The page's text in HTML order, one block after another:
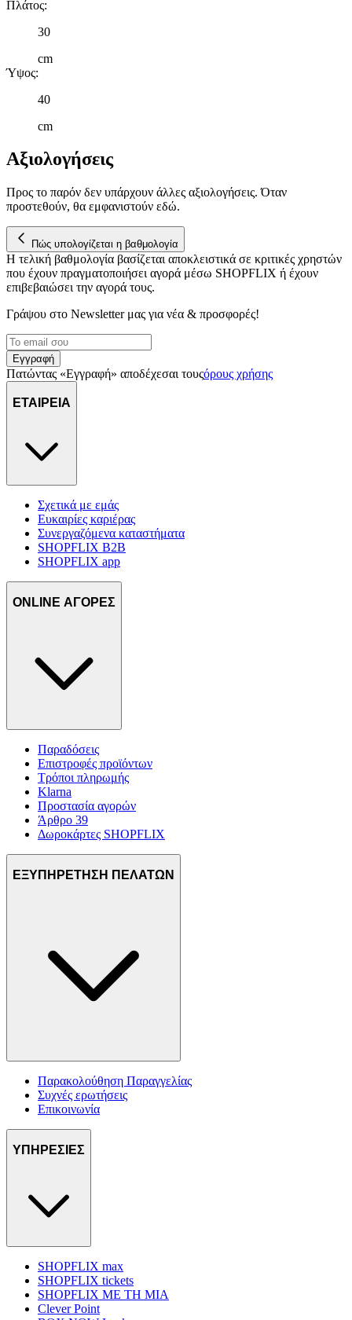
δικτύωσης, διαφημίσεων και ανάλυσης.
Πλάτος:
30
cm
Ύψος:
40
cm
Αξιολογήσεις
Προς το παρόν δεν υπάρχουν άλλες αξιολογήσεις. Όταν
προστεθούν, θα εμφανιστούν εδώ.
Πώς υπολογίζεται η βαθμολογία
Η τελική βαθμολογία βασίζεται αποκλειστικά σε κριτικές χρηστών
που έχουν πραγματοποιήσει αγορά μέσω SHOPFLIX ή έχουν
επιβεβαιώσει την αγορά τους.
Γράψου στο Νewsletter μας για νέα & προσφορές!
Εγγραφή
Πατώντας «Εγγραφή» αποδέχεσαι τουςόρους χρήσης
ΕΤΑΙΡΕΙΑ
Σχετικά με εμάς
Ευκαιρίες καριέρας
Συνεργαζόμενα καταστήματα
SHOPFLIX B2B
SHOPFLIX app
ONLINE ΑΓΟΡΕΣ
Παραδόσεις
Επιστροφές προϊόντων
Τρόποι πληρωμής
Klarna
Προστασία αγορών
Άρθρο 39
Δωροκάρτες SHOPFLIX
ΕΞΥΠΗΡΕΤΗΣΗ ΠΕΛΑΤΩΝ
Παρακολούθηση Παραγγελίας
Συχνές ερωτήσεις
Επικοινωνία
ΥΠΗΡΕΣΙΕΣ
SHOPFLIX max
SHOPFLIX tickets
SHOPFLIX ΜΕ ΤΗ ΜΙΑ
Clever Point